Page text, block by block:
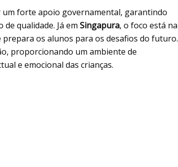
um forte apoio governamental, garantindo
qualidade. Já em Singapura, o foco está na
os alunos para os desafios do futuro.
proporcionando um ambiente de
e emocional das crianças.